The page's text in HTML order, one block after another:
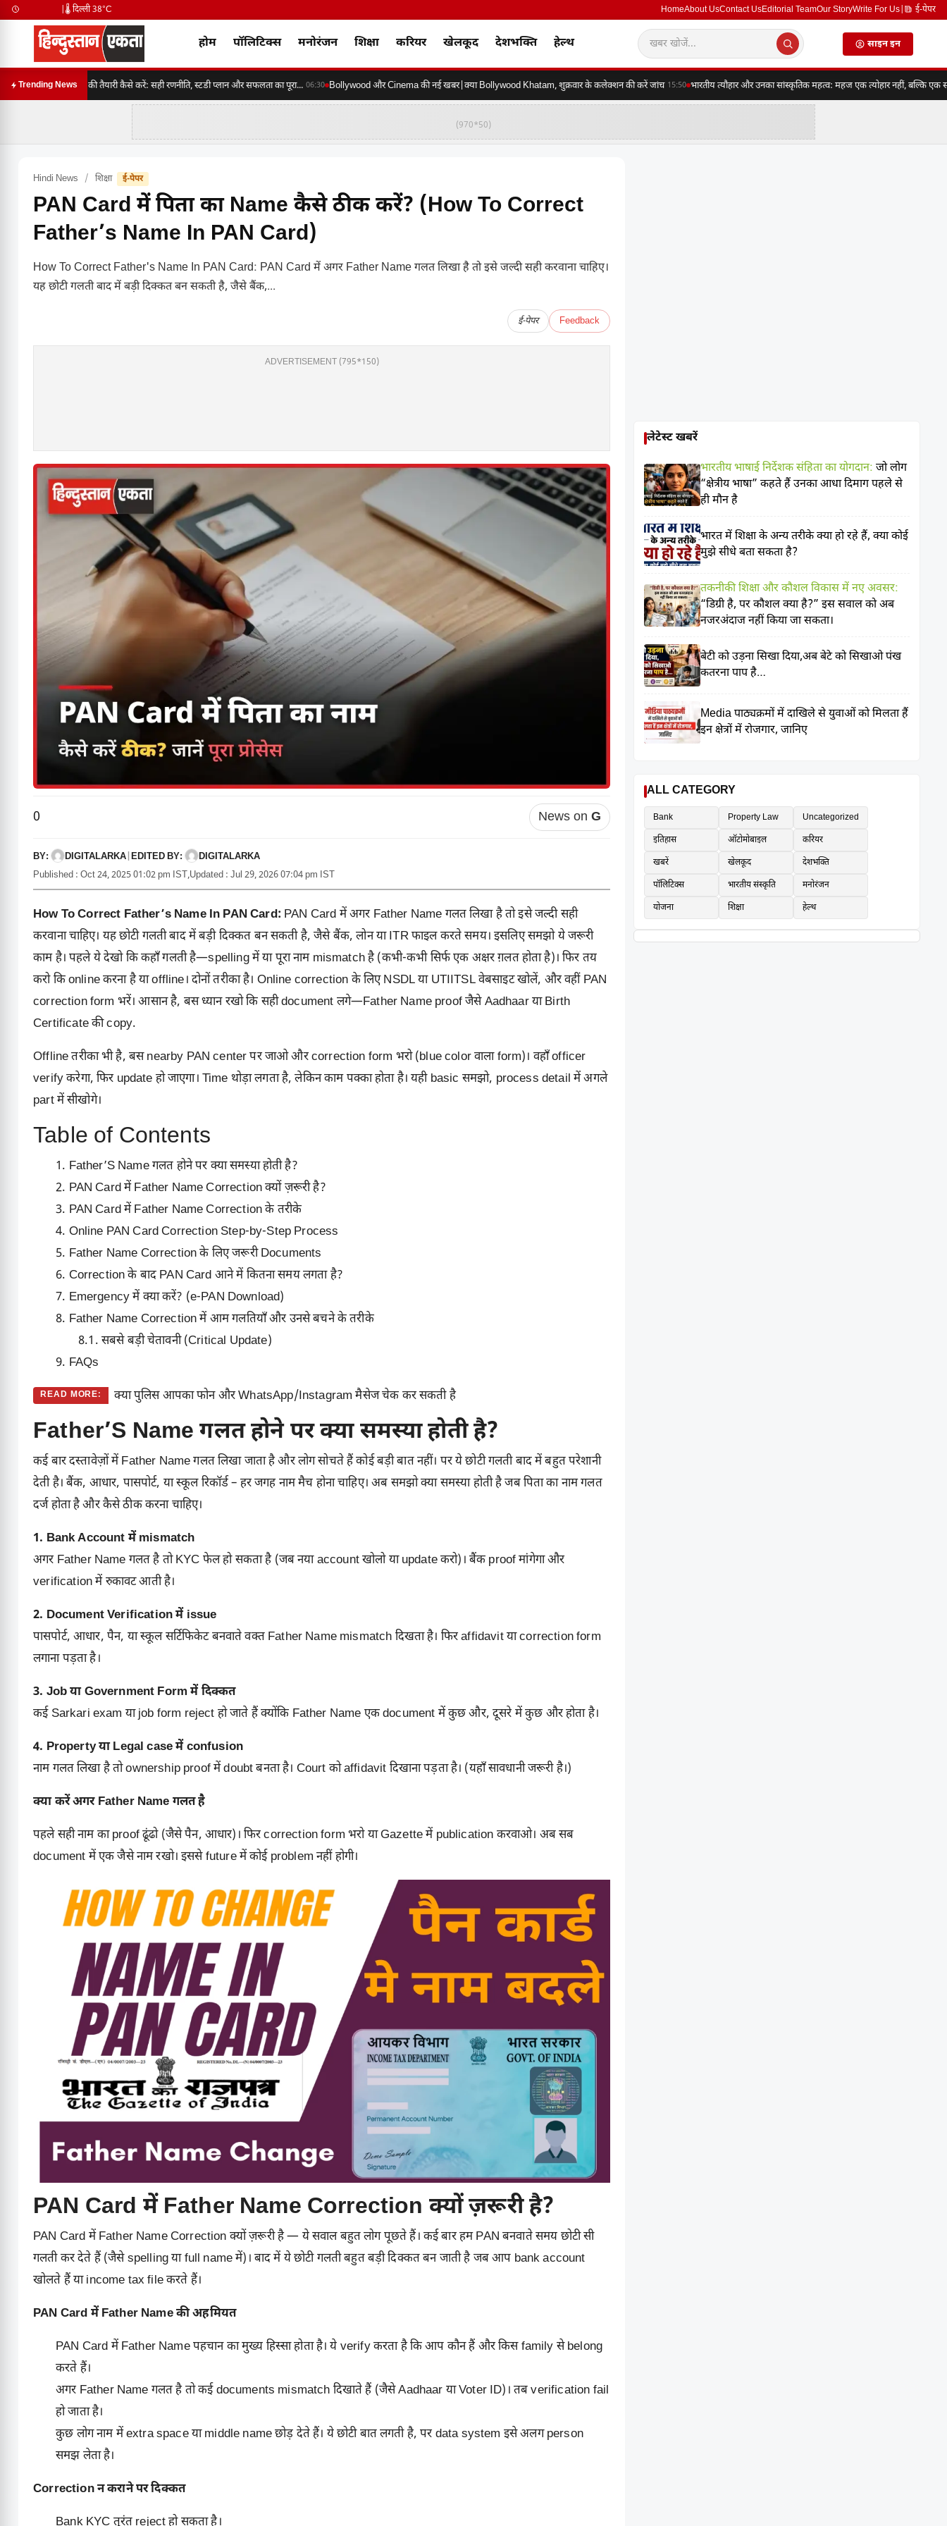
🌡️ दिल्ली 38°C HomeAbout UsContact UsEditorial TeamOur StoryWrite For Us ई-पेपर
होम पॉलिटिक्स मनोरंजन शिक्षा करियर खेलकूद देशभक्ति हेल्थ साइन इन
Trending News
SSC CGL 2026 की तैयारी कैसे करें: सही रणनीति, स्टडी प्लान और सफलता का पूरा... 06:30 Bollywood और Cinema की नई खबर|क्या Bollywood Khatam, शुक्रवार के कलेक्शन की करें जांच 15:50 भारतीय त्यौहार और उनका सांस्कृतिक महत्व: महज एक त्योहार नहीं, बल्कि एक
(970*50)
Hindi News / शिक्षा ई-पेपर
PAN Card में पिता का Name कैसे ठीक करें? (How To Correct
Father’s Name In PAN Card)
How To Correct Father's Name In PAN Card: PAN Card में अगर Father Name गलत लिखा है तो इसे जल्दी सही करवाना चाहिए।
यह छोटी गलती बाद में बड़ी दिक्कत बन सकती है, जैसे बैंक,...
ई-पेपर Feedback
ADVERTISEMENT (795*150)
0 News onG
BY: DIGITALARKA EDITED BY:
DIGITALARKA
Published : Oct 24, 2025 01:02 pm IST,Updated : Jul 29, 2026 07:04 pm IST
How To Correct Father’s Name In PAN Card: PAN Card में अगर Father Name गलत लिखा है तो इसे जल्दी सही
करवाना चाहिए। यह छोटी गलती बाद में बड़ी दिक्कत बन सकती है, जैसे बैंक, लोन याITRफाइल करते समय। इसलिए समझो ये जरूरी
काम है। पहले ये देखो कि कहाँ गलती है—spelling में या पूरा नाम mismatch है (कभी-कभी सिर्फ एक अक्षर ग़लत होता है)। फिर तय
करो कि online करना है या offline। दोनों तरीका है। Online correction के लिए NSDL या UTIITSLवेबसाइट खोलें, और वहीं PAN
correction form भरें। आसान है, बस ध्यान रखो कि सही document लगे—Father Name proof जैसे Aadhaar या Birth
Certificate की copy.
Offline तरीका भी है, बस nearby PAN center पर जाओ और correction form भरो (blue color वाला form)। वहाँ officer
verify करेगा, फिर update हो जाएगा। Time थोड़ा लगता है, लेकिन काम पक्का होता है। यही basic समझो, process detail में अगले
part में सीखोगे।
Table of Contents
Father’S Name गलत होने पर क्या समस्या होती है?
PAN Card में Father Name Correction क्यों ज़रूरी है?
PAN Card में Father Name Correction के तरीके
Online PAN Card Correction Step-by-Step Process
Father Name Correction के लिए जरूरी Documents
Correction के बाद PAN Card आने में कितना समय लगता है?
Emergency में क्या करें? (e-PAN Download)
Father Name Correction में आम गलतियाँ और उनसे बचने के तरीके
सबसे बड़ी चेतावनी (Critical Update)
FAQs
READ MORE: क्या पुलिस आपका फोन और WhatsApp/Instagram मैसेज चेक कर सकती है
Father’S Name गलत होने पर क्या समस्या होती है?
कई बार दस्तावेज़ों में Father Name गलत लिखा जाता है और लोग सोचते हैं कोई बड़ी बात नहीं। पर ये छोटी गलती बाद में बहुत परेशानी
देती है। बैंक, आधार, पासपोर्ट, या स्कूल रिकॉर्ड – हर जगह नाम मैच होना चाहिए। अब समझो क्या समस्या होती है जब पिता का नाम गलत
दर्ज होता है और कैसे ठीक करना चाहिए।
1. Bank Account में mismatch
अगर Father Name गलत है तो KYC फेल हो सकता है (जब नया account खोलो या update करो)। बैंक proof मांगेगा और
verification में रुकावट आती है।
2. Document Verification में issue
पासपोर्ट, आधार, पैन, या स्कूल सर्टिफिकेट बनवाते वक्त Father Name mismatch दिखता है। फिर affidavit या correction form
लगाना पड़ता है।
3. Job या Government Form में दिक्कत
कई Sarkari exam या job form reject हो जाते हैं क्योंकि Father Name एक document में कुछ और, दूसरे में कुछ और होता है।
4. Property या Legal case में confusion
नाम गलत लिखा है तो ownership proof में doubt बनता है। Court को affidavit दिखाना पड़ता है। (यहाँ सावधानी जरूरी है।)
क्या करें अगर Father Name गलत है
पहले सही नाम का proof ढूंढो (जैसे पैन, आधार)। फिर correction form भरो या Gazette में publication करवाओ। अब सब
document में एक जैसे नाम रखो। इससे future में कोई problem नहीं होगी।
PAN Card में Father Name Correction क्यों ज़रूरी है?
PAN Card में Father Name Correction क्यों ज़रूरी है — ये सवाल बहुत लोग पूछते हैं। कई बार हम PAN बनवाते समय छोटी सी
गलती कर देते हैं (जैसे spelling या full name में)। बाद में ये छोटी गलती बहुत बड़ी दिक्कत बन जाती है जब आप bank account
खोलते हैं या income tax file करते हैं।
PAN Card में Father Name की अहमियत
PAN Card में Father Name पहचान का मुख्य हिस्सा होता है। ये verify करता है कि आप कौन हैं और किस family से belong
करते हैं।
अगर Father Name गलत है तो कई documents mismatch दिखाते हैं (जैसे Aadhaar या Voter ID)। तब verification fail
हो जाता है।
कुछ लोग नाम में extra space या middle name छोड़ देते हैं। ये छोटी बात लगती है, पर data system इसे अलग person
समझ लेता है।
Correction न कराने पर दिक्कत
Bank KYC तुरंत reject हो सकता है।
लेटेस्ट खबरें
भारतीय भाषाई निर्देशक संहिता का योगदान: जो लोग
“क्षेत्रीय भाषा” कहते हैं उनका आधा दिमाग पहले से
ही मौन है
भारत में शिक्षा के अन्य तरीके क्या हो रहे हैं, क्या कोई
मुझे सीधे बता सकता है?
तकनीकी शिक्षा और कौशल विकास में नए अवसर:
“डिग्री है, पर कौशल क्या है?” इस सवाल को अब
नजरअंदाज नहीं किया जा सकता।
बेटी को उड़ना सिखा दिया,अब बेटे को सिखाओ पंख
कतरना पाप है…
Media पाठ्यक्रमों में दाखिले से युवाओं को मिलता हैं
इन क्षेत्रों में रोजगार, जानिए
ALL CATEGORY
Bank Property Law
Uncategorized
इतिहास
ऑटोमोबाइल
करियर
खबरें
खेलकूद
देशभक्ति
पॉलिटिक्स
भारतीय संस्कृति
मनोरंजन
योजना
शिक्षा हेल्थ